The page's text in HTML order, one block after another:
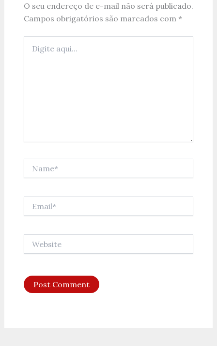
O seu endereço de e-mail não será publicado.
Campos obrigatórios são marcados com *
aqui...